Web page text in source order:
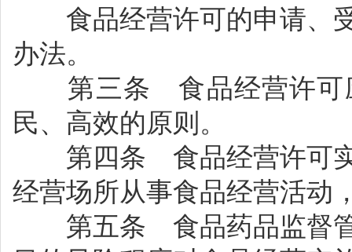
食品经营许可的申请、受
办法。
第三条 食品经营许可应
民、高效的原则。
第四条 食品经营许可实
经营场所从事食品经营活动
第五条 食品药品监督管